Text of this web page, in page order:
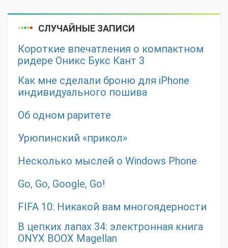
СЛУЧАЙНЫЕ ЗАПИСИ
Короткие впечатления о компактном
ридере Оникс Букс Кант 3
Как мне сделали броню для iPhone
индивидуального пошива
Об одном раритете
Урюпинский «прикол»
Несколько мыслей о Windows Phone
Go, Go, Google, Go!
FIFA 10: Никакой вам многоядерности
В цепких лапах 34: электронная книга
ONYX BOOX Magellan